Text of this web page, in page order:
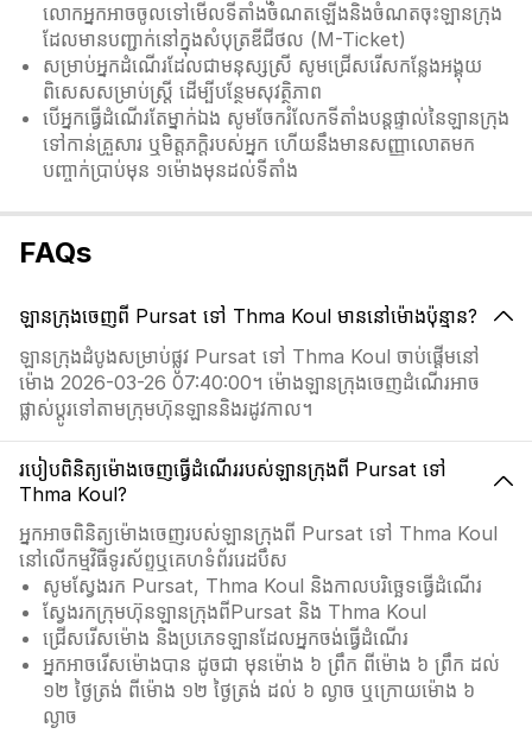
លោកអ្នកអាចចូលទៅមើលទីតាំងចំណតឡើងនិងចំណតចុះឡានក្រុង
ដែលមានបញ្ជាក់នៅក្នុងសំបុត្រឌីជីថល (M-Ticket)
សម្រាប់អ្នកដំណើរដែលជាមនុស្សស្រី សូមជ្រើសរើសកន្លែងអង្គុយ
ពិសេសសម្រាប់ស្ត្រី ដើម្បីបន្ថែមសុវត្ថិភាព
បើអ្នកធ្វើដំណើរតែម្នាក់ឯង សូមចែករំលែកទីតាំងបន្តផ្ទាល់នៃឡានក្រុង
ទៅកាន់គ្រួសារ ឬមិត្តភក្តិរបស់អ្នក ហើយនឹងមានសញ្ញាលោតមក
បញ្ចាក់ប្រាប់មុន ១ម៉ោងមុនដល់ទីតាំង
FAQs
ឡានក្រុងចេញពី Pursat ទៅ Thma Koul មាននៅម៉ោងប៉ុន្មាន?
ឡានក្រុងដំបូងសម្រាប់ផ្លូវ Pursat ទៅ Thma Koul ចាប់ផ្តើមនៅ
ម៉ោង 2026-03-26 07:40:00។ ម៉ោងឡានក្រុងចេញដំណើរអាច
ផ្លាស់ប្ដូរទៅតាមក្រុមហ៊ុនឡាននិងរដូវកាល។
របៀបពិនិត្យម៉ោងចេញធ្វើដំណើររបស់ឡានក្រុងពី Pursat ទៅ
Thma Koul?
អ្នកអាចពិនិត្យម៉ោងចេញរបស់ឡានក្រុងពី Pursat ទៅ Thma Koul
នៅលើកម្មវិធីទូរស័ព្ទឬគេហទំព័ររេដបឹស
សូមស្វែងរក Pursat, Thma Koul និងកាលបរិច្ឆេទធ្វើដំណើរ
ស្វែងរកក្រុមហ៊ុនឡានក្រុងពីPursat និង Thma Koul
ជ្រើសរើសម៉ោង និងប្រភេទឡានដែលអ្នកចង់ធ្វើដំណើរ
អ្នកអាចរើសម៉ោងបាន ដូចជា មុនម៉ោង ៦ ព្រឹក ពីម៉ោង ៦ ព្រឹក ដល់
១២ ថ្ងៃត្រង់ ពីម៉ោង ១២ ថ្ងៃត្រង់ ដល់ ៦ ល្ងាច ឬក្រោយម៉ោង ៦
ល្ងាច